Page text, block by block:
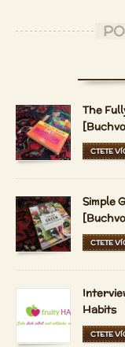
The
CTETE
Simple
CTETE
Habits
CTETE